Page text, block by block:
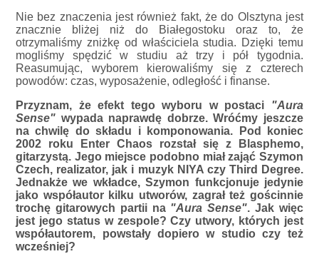
Nie bez znaczenia jest również fakt, że do Olsztyna jest
znacznie bliżej niż do Białegostoku oraz to, że
otrzymaliśmy zniżkę od właściciela studia. Dzięki temu
mogliśmy spędzić w studiu aż trzy i pół tygodnia.
Reasumując, wyborem kierowaliśmy się z czterech
powodów: czas, wyposażenie, odległość i finanse.
Przyznam, że efekt tego wyboru w postaci "Aura
Sense" wypada naprawdę dobrze. Wróćmy jeszcze
na chwilę do składu i komponowania. Pod koniec
2002 roku Enter Chaos rozstał się z Blasphemo,
gitarzystą. Jego miejsce podobno miał zająć Szymon
Czech, realizator, jak i muzyk NIYA czy Third Degree.
Jednakże we wkładce, Szymon funkcjonuje jedynie
jako współautor kilku utworów, zagrał też gościnnie
trochę gitarowych partii na "Aura Sense". Jak więc
jest jego status w zespole? Czy utwory, których jest
współautorem, powstały dopiero w studio czy też
wcześniej?